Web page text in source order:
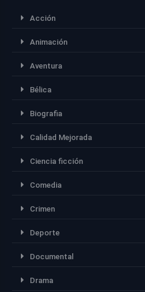
Acción
Animación
Aventura
Bélica
Biografia
Calidad Mejorada
Ciencia ficción
Comedia
Crimen
Deporte
Documental
Drama